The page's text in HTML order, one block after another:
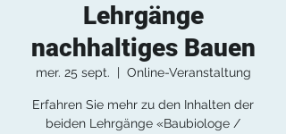
Lehrgänge
nachhaltiges Bauen
mer. 25 sept.
  |
Online-Veranstaltung
Erfahren Sie mehr zu den Inhalten der
beiden Lehrgänge «Baubiologe /